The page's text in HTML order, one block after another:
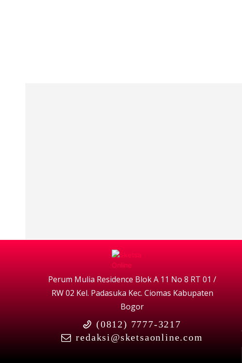
Perum Mulia Residence Blok A 11 No 8 RT 01 /
RW 02 Kel. Padasuka Kec. Ciomas Kabupaten
Bogor
(0812) 7777-3217
redaksi@sketsaonline.com